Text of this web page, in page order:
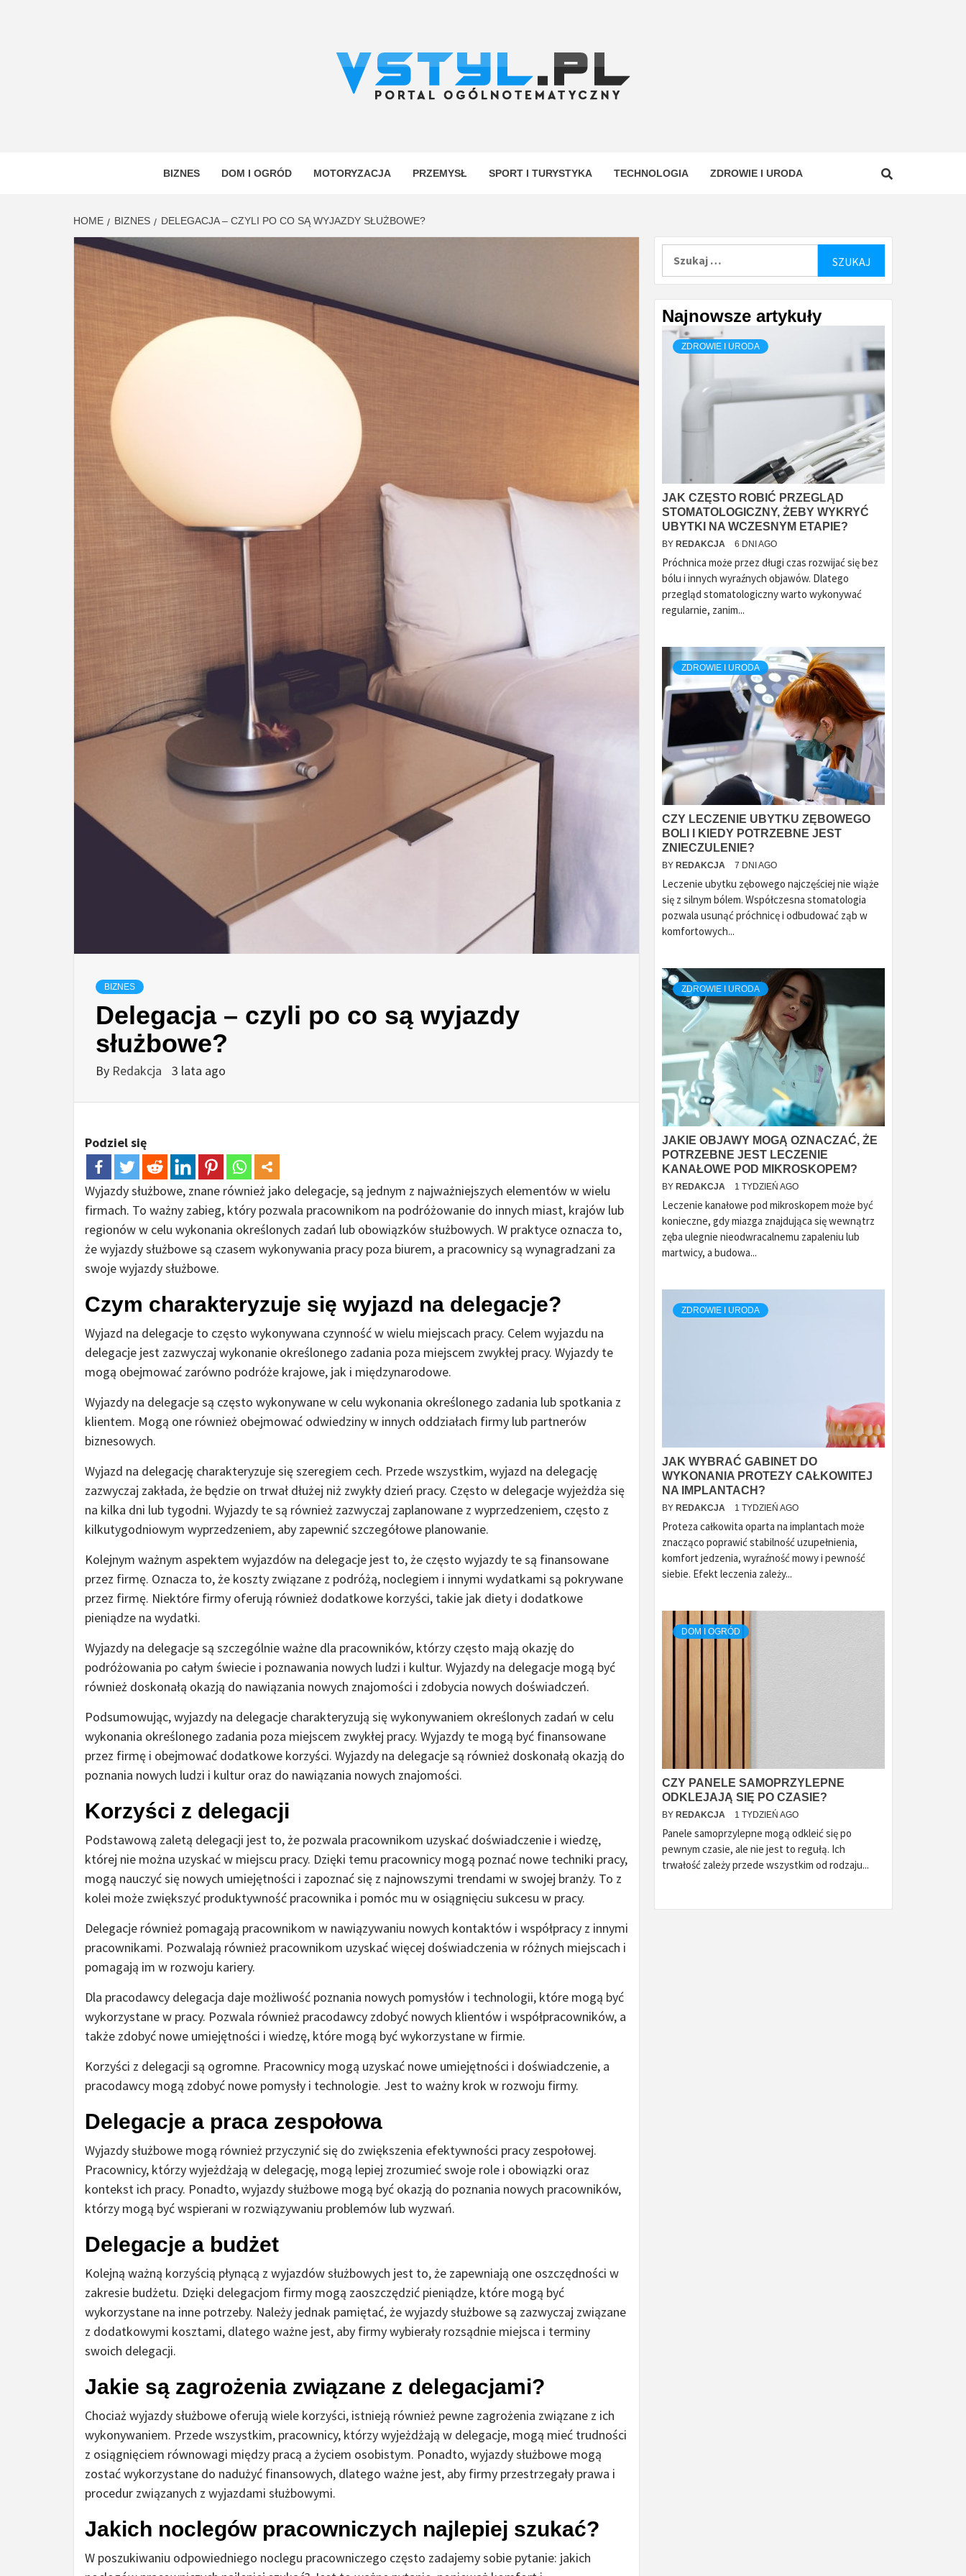
VSTYL.PL
BIZNES DOM I OGRÓD MOTORYZACJA PRZEMYSŁ SPORT I TURYSTYKA TECHNOLOGIA ZDROWIE I URODA
HOME BIZNES DELEGACJA – CZYLI PO CO SĄ WYJAZDY SŁUŻBOWE?
BIZNES
Delegacja – czyli po co są wyjazdy
służbowe?
By Redakcja 3 lata ago
Podziel się
Wyjazdy służbowe, znane również jako delegacje, są jednym z najważniejszych elementów w wielu
firmach. To ważny zabieg, który pozwala pracownikom na podróżowanie do innych miast, krajów lub
regionów w celu wykonania określonych zadań lub obowiązków służbowych. W praktyce oznacza to,
że wyjazdy służbowe są czasem wykonywania pracy poza biurem, a pracownicy są wynagradzani za
swoje wyjazdy służbowe.
Czym charakteryzuje się wyjazd na delegacje?
Wyjazd na delegacje to często wykonywana czynność w wielu miejscach pracy. Celem wyjazdu na
delegacje jest zazwyczaj wykonanie określonego zadania poza miejscem zwykłej pracy. Wyjazdy te
mogą obejmować zarówno podróże krajowe, jak i międzynarodowe.
Wyjazdy na delegacje są często wykonywane w celu wykonania określonego zadania lub spotkania z
klientem. Mogą one również obejmować odwiedziny w innych oddziałach firmy lub partnerów
biznesowych.
Wyjazd na delegację charakteryzuje się szeregiem cech. Przede wszystkim, wyjazd na delegację
zazwyczaj zakłada, że będzie on trwał dłużej niż zwykły dzień pracy. Często w delegacje wyjeżdża się
na kilka dni lub tygodni. Wyjazdy te są również zazwyczaj zaplanowane z wyprzedzeniem, często z
kilkutygodniowym wyprzedzeniem, aby zapewnić szczegółowe planowanie.
Kolejnym ważnym aspektem wyjazdów na delegacje jest to, że często wyjazdy te są finansowane
przez firmę. Oznacza to, że koszty związane z podróżą, noclegiem i innymi wydatkami są pokrywane
przez firmę. Niektóre firmy oferują również dodatkowe korzyści, takie jak diety i dodatkowe
pieniądze na wydatki.
Wyjazdy na delegacje są szczególnie ważne dla pracowników, którzy często mają okazję do
podróżowania po całym świecie i poznawania nowych ludzi i kultur. Wyjazdy na delegacje mogą być
również doskonałą okazją do nawiązania nowych znajomości i zdobycia nowych doświadczeń.
Podsumowując, wyjazdy na delegacje charakteryzują się wykonywaniem określonych zadań w celu
wykonania określonego zadania poza miejscem zwykłej pracy. Wyjazdy te mogą być finansowane
przez firmę i obejmować dodatkowe korzyści. Wyjazdy na delegacje są również doskonałą okazją do
poznania nowych ludzi i kultur oraz do nawiązania nowych znajomości.
Korzyści z delegacji
Podstawową zaletą delegacji jest to, że pozwala pracownikom uzyskać doświadczenie i wiedzę,
której nie można uzyskać w miejscu pracy. Dzięki temu pracownicy mogą poznać nowe techniki pracy,
mogą nauczyć się nowych umiejętności i zapoznać się z najnowszymi trendami w swojej branży. To z
kolei może zwiększyć produktywność pracownika i pomóc mu w osiągnięciu sukcesu w pracy.
Delegacje również pomagają pracownikom w nawiązywaniu nowych kontaktów i współpracy z innymi
pracownikami. Pozwalają również pracownikom uzyskać więcej doświadczenia w różnych miejscach i
pomagają im w rozwoju kariery.
Dla pracodawcy delegacja daje możliwość poznania nowych pomysłów i technologii, które mogą być
wykorzystane w pracy. Pozwala również pracodawcy zdobyć nowych klientów i współpracowników, a
także zdobyć nowe umiejętności i wiedzę, które mogą być wykorzystane w firmie.
Korzyści z delegacji są ogromne. Pracownicy mogą uzyskać nowe umiejętności i doświadczenie, a
pracodawcy mogą zdobyć nowe pomysły i technologie. Jest to ważny krok w rozwoju firmy.
Delegacje a praca zespołowa
Wyjazdy służbowe mogą również przyczynić się do zwiększenia efektywności pracy zespołowej.
Pracownicy, którzy wyjeżdżają w delegację, mogą lepiej zrozumieć swoje role i obowiązki oraz
kontekst ich pracy. Ponadto, wyjazdy służbowe mogą być okazją do poznania nowych pracowników,
którzy mogą być wspierani w rozwiązywaniu problemów lub wyzwań.
Delegacje a budżet
Kolejną ważną korzyścią płynącą z wyjazdów służbowych jest to, że zapewniają one oszczędności w
zakresie budżetu. Dzięki delegacjom firmy mogą zaoszczędzić pieniądze, które mogą być
wykorzystane na inne potrzeby. Należy jednak pamiętać, że wyjazdy służbowe są zazwyczaj związane
z dodatkowymi kosztami, dlatego ważne jest, aby firmy wybierały rozsądnie miejsca i terminy
swoich delegacji.
Jakie są zagrożenia związane z delegacjami?
Chociaż wyjazdy służbowe oferują wiele korzyści, istnieją również pewne zagrożenia związane z ich
wykonywaniem. Przede wszystkim, pracownicy, którzy wyjeżdżają w delegacje, mogą mieć trudności
z osiągnięciem równowagi między pracą a życiem osobistym. Ponadto, wyjazdy służbowe mogą
zostać wykorzystane do nadużyć finansowych, dlatego ważne jest, aby firmy przestrzegały prawa i
procedur związanych z wyjazdami służbowymi.
Jakich noclegów pracowniczych najlepiej szukać?
W poszukiwaniu odpowiedniego noclegu pracowniczego często zadajemy sobie pytanie: jakich
Najnowsze artykuły
ZDROWIE I URODA
JAK CZĘSTO ROBIĆ PRZEGLĄD
STOMATOLOGICZNY, ŻEBY WYKRYĆ
UBYTKI NA WCZESNYM ETAPIE?
BY REDAKCJA 6 DNI AGO
Próchnica może przez długi czas rozwijać się bez
bólu i innych wyraźnych objawów. Dlatego
przegląd stomatologiczny warto wykonywać
regularnie, zanim...
ZDROWIE I URODA
CZY LECZENIE UBYTKU ZĘBOWEGO
BOLI I KIEDY POTRZEBNE JEST
ZNIECZULENIE?
BY REDAKCJA 7 DNI AGO
Leczenie ubytku zębowego najczęściej nie wiąże
się z silnym bólem. Współczesna stomatologia
pozwala usunąć próchnicę i odbudować ząb w
komfortowych...
ZDROWIE I URODA
JAKIE OBJAWY MOGĄ OZNACZAĆ, ŻE
POTRZEBNE JEST LECZENIE
KANAŁOWE POD MIKROSKOPEM?
BY REDAKCJA 1 TYDZIEŃ AGO
Leczenie kanałowe pod mikroskopem może być
konieczne, gdy miazga znajdująca się wewnątrz
zęba ulegnie nieodwracalnemu zapaleniu lub
martwicy, a budowa...
ZDROWIE I URODA
JAK WYBRAĆ GABINET DO
WYKONANIA PROTEZY CAŁKOWITEJ
NA IMPLANTACH?
BY REDAKCJA 1 TYDZIEŃ AGO
Proteza całkowita oparta na implantach może
znacząco poprawić stabilność uzupełnienia,
komfort jedzenia, wyraźność mowy i pewność
siebie. Efekt leczenia zależy...
DOM I OGRÓD
CZY PANELE SAMOPRZYLEPNE
ODKLEJAJĄ SIĘ PO CZASIE?
BY REDAKCJA 1 TYDZIEŃ AGO
Panele samoprzylepne mogą odkleić się po
pewnym czasie, ale nie jest to regułą. Ich
trwałość zależy przede wszystkim od rodzaju...